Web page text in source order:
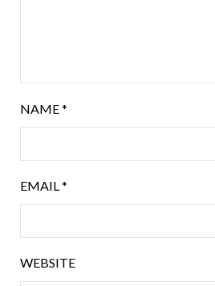
NAME*
EMAIL*
WEBSITE